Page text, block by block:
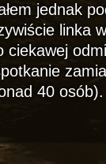
jednak
linka
40 osób).